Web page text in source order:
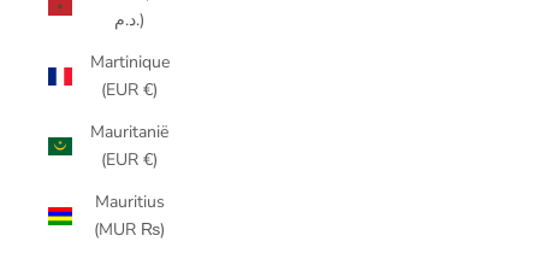
د.م.)
Martinique
(EUR €)
Mauritanië
(EUR €)
Mauritius
(MUR ₨)